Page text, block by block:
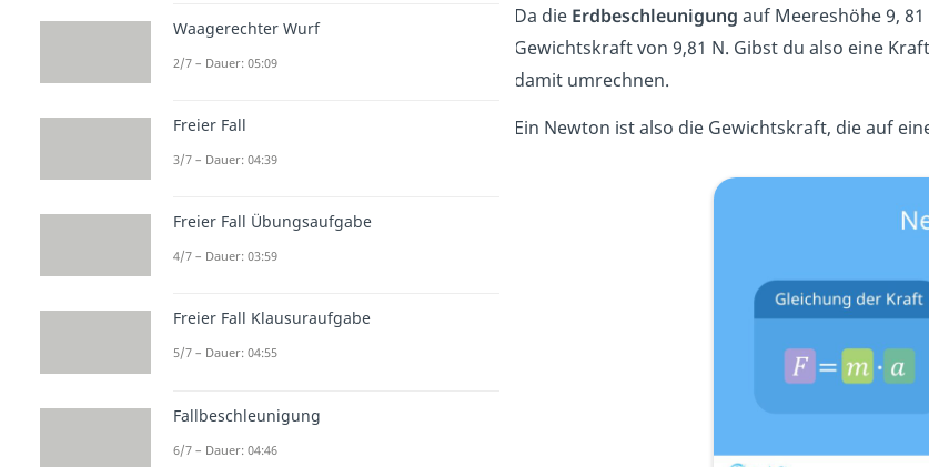
Da die Erdbeschleunigung auf Meereshöhe 9,
Gewichtskraft von 9,81 N. Gibst du also eine
damit umrechnen.
Ein Newton ist also die Gewichtskraft, die auf
Waagerechter Wurf
2/7 – Dauer: 05:09
Freier Fall
3/7 – Dauer: 04:39
Freier Fall Übungsaufgabe
4/7 – Dauer: 03:59
Freier Fall Klausuraufgabe
5/7 – Dauer: 04:55
Fallbeschleunigung
6/7 – Dauer: 04:46